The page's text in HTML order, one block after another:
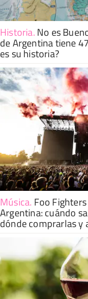
Historia.No es
de Argentina tiene
es su historia?
Música. Foo
Argentina: cuándo
dónde comprarlas y